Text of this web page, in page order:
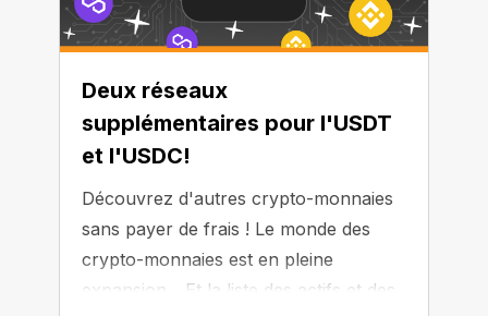
Deux réseaux
supplémentaires pour l'USDT
et l'USDC!
Découvrez d'autres crypto-monnaies
sans payer de frais ! Le monde des
crypto-monnaies est en pleine
expansion... Et la liste des actifs et des